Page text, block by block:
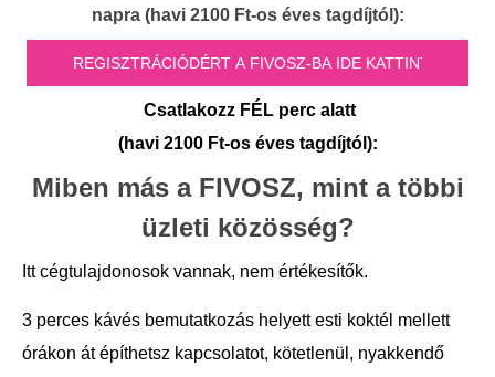
napra (havi 2100 Ft-os éves tagdíjtól):
Csatlakozz FÉL perc alatt
(havi 2100 Ft-os éves tagdíjtól):
Miben más a FIVOSZ, mint a többi
üzleti közösség?
Itt cégtulajdonosok vannak, nem értékesítők.
3 perces kávés bemutatkozás helyett esti koktél mellett
órákon át építhetsz kapcsolatot, kötetlenül, nyakkendő